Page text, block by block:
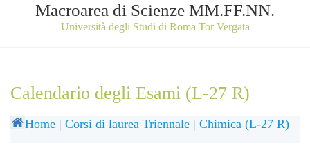
Macroarea di Scienze MM.FF.NN.
Università degli Studi di Roma Tor Vergata
Calendario degli Esami (L-27 R)
Home | Corsi di laurea Triennale | Chimica (L-27 R)